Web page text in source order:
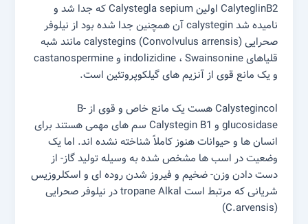
CalyteglinB2 اولین Calystegla sepium که جدا شد و
نامیده شد calystegin آن همچنین جدا شده بود از نیلوفر
صحرایی (Convolvulus arrensis) calystegins مانند شبه
قلیاهای indolizidine ، Swainsonine و castanospermine
و یک مانع قوی از آنزیم های گیلکوپروتئین است.
Calystegincol هست یک مانع خاص و قوی از B-
glucosidase و Calystegin B1 سم های مهمی هستند برای
انسان ها و حیوانات هنوز کاملاً شناخته نشده اند. اما یک
وضعیت در اسب ها مشخص شده به وسیله تولید گاز- از
دست دادن وزن- ضخیم و فیروز شدن روده ای و اسکلروزیس
شریانی که مرتبط است tropane Alkal در نیلوفر صحرایی
(C.arvensis)